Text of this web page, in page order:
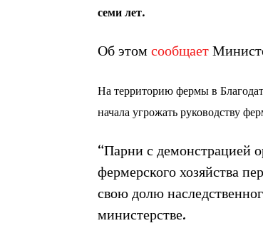
семи лет.
Об этом сообщает
На территорию фермы в
начала угрожать руководству
“Парни с демонстрацией
фермерского хозяйства
свою долю
министерстве.